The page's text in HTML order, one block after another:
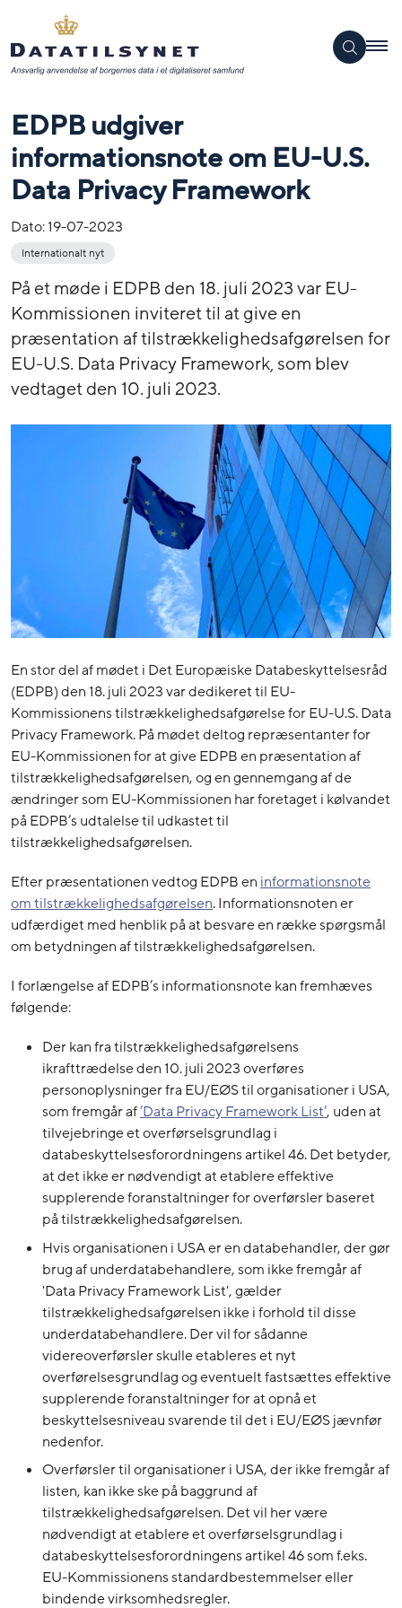
EDPB udgiver
informationsnote om EU-U.S.
Data Privacy Framework
Dato:19-07-2023
Internationalt nyt
På et møde i EDPB den 18. juli 2023 var EU-
Kommissionen inviteret til at give en
præsentation af tilstrækkelighedsafgørelsen for
EU-U.S. Data Privacy Framework, som blev
vedtaget den 10. juli 2023.
En stor del af mødet i Det Europæiske Databeskyttelsesråd
(EDPB) den 18. juli 2023 var dedikeret til EU-
Kommissionens tilstrækkelighedsafgørelse for EU-U.S. Data
Privacy Framework. På mødet deltog repræsentanter for
EU-Kommissionen for at give EDPB en præsentation af
tilstrækkelighedsafgørelsen, og en gennemgang af de
ændringer som EU-Kommissionen har foretaget i kølvandet
på EDPB’s udtalelse til udkastet til
tilstrækkelighedsafgørelsen.
Efter præsentationen vedtog EDPB en informationsnote
om tilstrækkelighedsafgørelsen. Informationsnoten er
udfærdiget med henblik på at besvare en række spørgsmål
om betydningen af tilstrækkelighedsafgørelsen.
I forlængelse af EDPB’s informationsnote kan fremhæves
følgende:
Der kan fra tilstrækkelighedsafgørelsens
ikrafttrædelse den 10. juli 2023 overføres
personoplysninger fra EU/EØS til organisationer i USA,
som fremgår af’Data Privacy Framework List’, uden at
tilvejebringe et overførselsgrundlag i
databeskyttelsesforordningens artikel 46. Det betyder,
at det ikke er nødvendigt at etablere effektive
supplerende foranstaltninger for overførsler baseret
på tilstrækkelighedsafgørelsen.
Hvis organisationen i USA er en databehandler, der gør
brug af underdatabehandlere, som ikke fremgår af
'Data Privacy Framework List', gælder
tilstrækkelighedsafgørelsen ikke i forhold til disse
underdatabehandlere. Der vil for sådanne
videreoverførsler skulle etableres et nyt
overførelsesgrundlag og eventuelt fastsættes effektive
supplerende foranstaltninger for at opnå et
beskyttelsesniveau svarende til det i EU/EØS jævnfør
nedenfor.
Overførsler til organisationer i USA, der ikke fremgår af
listen, kan ikke ske på baggrund af
tilstrækkelighedsafgørelsen. Det vil her være
nødvendigt at etablere et overførselsgrundlag i
databeskyttelsesforordningens artikel 46 som f.eks.
EU-Kommissionens standardbestemmelser eller
bindende virksomhedsregler.